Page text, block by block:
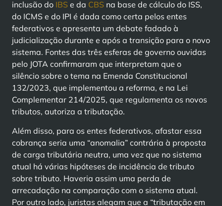
inclusão do IBS e da CBS na base de cálculo do ISS,
do ICMS e do IPI é dada como certa pelos entes
federativos e apresenta um debate fadado à
judicialização durante e após a transição para o novo
sistema. Fontes das três esferas de governo ouvidas
pelo JOTA confirmaram que interpretam que o
silêncio sobre o tema na Emenda Constitucional
132/2023, que implementou a reforma, e na Lei
Complementar 214/2025, que regulamenta os novos
tributos, autoriza a tributação.
Além disso, para os entes federativos, afastar essa
cobrança seria uma “anomalia” contrária à proposta
de carga tributária neutra, uma vez que no sistema
atual há várias hipóteses de incidência de tributo
sobre tributo. Haveria assim uma perda de
arrecadação na comparação com o sistema atual.
Por outro lado, juristas alegam que a “tributação em